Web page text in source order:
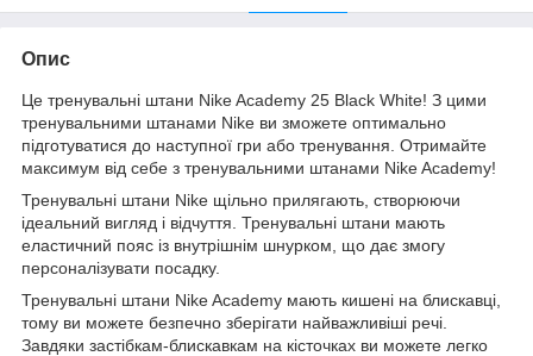
Опис
Це тренувальні штани Nike Academy 25 Black White! З цими
тренувальними штанами Nike ви зможете оптимально
підготуватися до наступної гри або тренування. Отримайте
максимум від себе з тренувальними штанами Nike Academy!
Тренувальні штани Nike щільно прилягають, створюючи
ідеальний вигляд і відчуття. Тренувальні штани мають
еластичний пояс із внутрішнім шнурком, що дає змогу
персоналізувати посадку.
Тренувальні штани Nike Academy мають кишені на блискавці,
тому ви можете безпечно зберігати найважливіші речі.
Завдяки застібкам-блискавкам на кісточках ви можете легко